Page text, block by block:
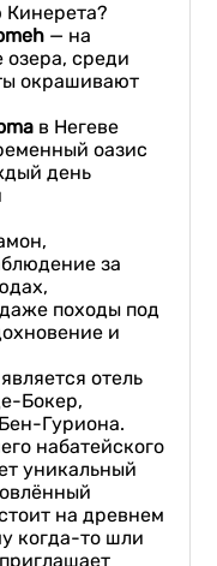
Кинерета?
— на
среди
окрашивают
в Негеве
оазис
день
за
походы под
и
отель
Бокер,
Гуриона.
набатейского
уникальный
на древнем
когда-то шли